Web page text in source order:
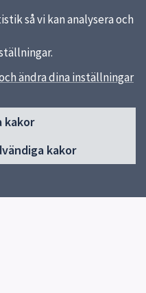
så vi kan analysera och
ändra dina inställningar
kakor
kakor